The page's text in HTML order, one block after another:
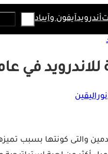
أندرويدآيفون وآيباد
نوراليقين
والتى كونتها بسبب